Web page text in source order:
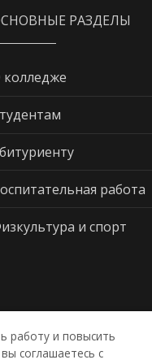
РАЗДЕЛЫ
колледже
работа
и спорт
работу и повысить
соглашаетесь с